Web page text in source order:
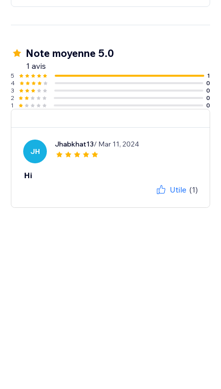
Note moyenne 5.0
1 avis
5
1
4
0
3
0
2
0
1
0
JH
Jhabkhat13/ Mar 11, 2024
Hi
Utile (1)